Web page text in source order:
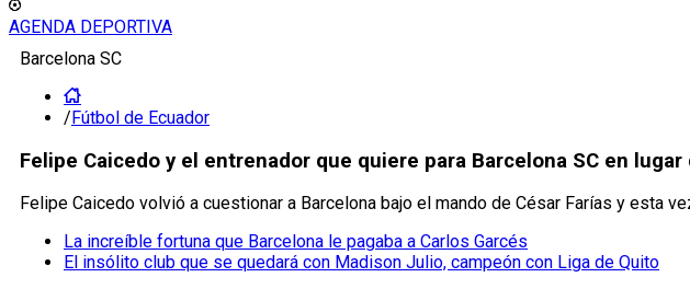
AGENDA DEPORTIVA
Barcelona SC
/Fútbol de Ecuador
Felipe Caicedo y el entrenador que quiere para Barcelona SC en lugar
Felipe Caicedo volvió a cuestionar a Barcelona bajo el mando de César Farías y esta
La increíble fortuna que Barcelona le pagaba a Carlos Garcés
El insólito club que se quedará con Madison Julio, campeón con Liga de Quito